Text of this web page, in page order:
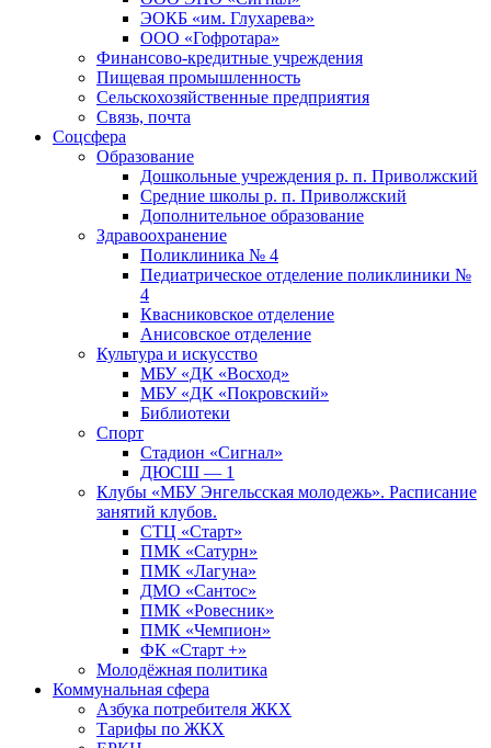
ЭОКБ «им. Глухарева»
ООО «Гофротара»
Финансово-кредитные учреждения
Пищевая промышленность
Сельскохозяйственные предприятия
Связь, почта
Соцсфера
Образование
Дошкольные учреждения р. п. Приволжский
Средние школы р. п. Приволжский
Дополнительное образование
Здравоохранение
Поликлиника № 4
Педиатрическое отделение поликлиники №
4
Квасниковское отделение
Анисовское отделение
Культура и искусство
МБУ «ДК «Восход»
МБУ «ДК «Покровский»
Библиотеки
Спорт
Стадион «Сигнал»
ДЮСШ — 1
Клубы «МБУ Энгельсская молодежь». Расписание
занятий клубов.
СТЦ «Старт»
ПМК «Сатурн»
ПМК «Лагуна»
ДМО «Сантос»
ПМК «Ровесник»
ПМК «Чемпион»
ФК «Старт +»
Молодёжная политика
Коммунальная сфера
Азбука потребителя ЖКХ
Тарифы по ЖКХ